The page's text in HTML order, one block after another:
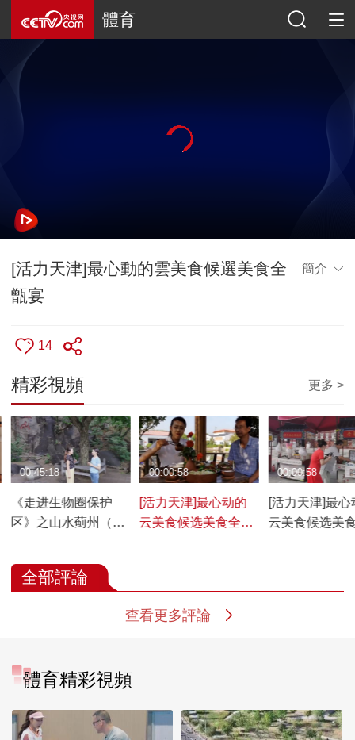
體育
[活力天津]最心動的雲美食候選美食全
甑宴
簡介
14
精彩視頻 更多 >
《走进生物圈保护
区》之山水蓟州（正
00:45:18
[活力天津]最心动的
云美食候选美食全甑
00:00:58
[活力天津]最心
云美食候选美
00:00:58
全部評論
查看更多評論
體育精彩視頻